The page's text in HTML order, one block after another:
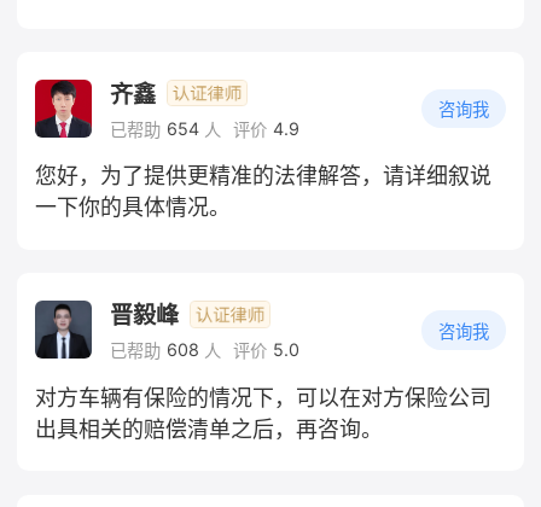
齐鑫
已帮助 654 人 评价 4.9
咨询我
您好，为了提供更精准的法律解答，请详细叙说
一下你的具体情况。
晋毅峰
已帮助 608 人 评价 5.0
咨询我
对方车辆有保险的情况下，可以在对方保险公司
出具相关的赔偿清单之后，再咨询。